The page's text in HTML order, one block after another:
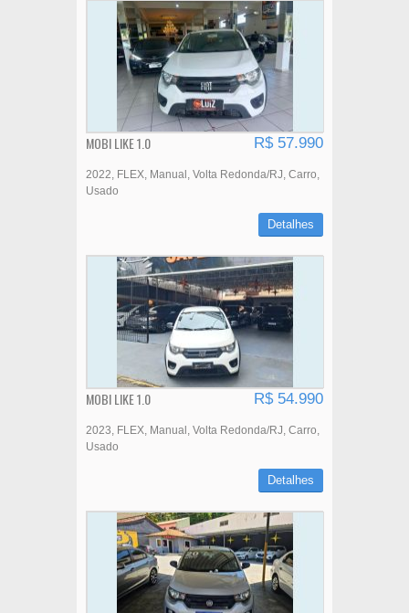
MOBI LIKE 1.0 R$ 57.990
2022 FLEX Manual Volta Redonda/RJ Carro
Usado
Detalhes
MOBI LIKE 1.0 R$ 54.990
2023 FLEX Manual Volta Redonda/RJ Carro
Usado
Detalhes